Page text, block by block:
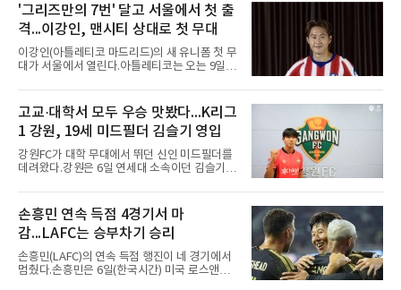
최고점을 받은 수비 장면에 준다.수상 장면은 지
난달 23일 서울 잠실구장에서 나왔다. NC가 7-5
로 앞선 8회말 1사 만루에서 김한별은 LG 트윈
스 오지환의 강한 타구에 몸을 날려 막아낸 뒤 유
격수 김주원에게 연결했다. 김주원이 1루수 블
레인에게 던지며 4-6-3 병살타가 완
'그리즈만의 7번' 달고 서울에서 첫 출
격...이강인, 맨시티 상대로 첫 무대
이강인(아틀레티코 마드리드)의 새 유니폼 첫 무
대가 서울에서 열린다.아틀레티코는 오는 9일
와 2026 쿠팡플레이 시리즈 친선 경기를 치른다.
구단 소집 명단에 이강인이 포함되면서 변수가
없는 한 그의 첫 출격은 서울이 된다.등번호부터
무게가 실렸다. 이강인은 첫 경기부터 7번을 단
다. 2010년대 팀의 전성기를 이끈 앙투안 그리즈
만이 달았던 번호다.합류 과정은 순탄치 않았다.
스페인으로 건너가려던 그는 병역 특례 행정 절
짧게 호흡을 맞춰 경기에 나선다.역할도 관심사
다. 유려한 탈압박과
고교·대학서 모두 우승 맛봤다...K리그
1 강원, 19세 미드필더 김슬기 영입
강원FC가 대학 무대에서 뛰던 신인 미드필더를
데려왔다.강원은 6일 연세대 소속이던 김슬기
조건을 갖췄다.이력은 우승으로 채워져 있다. 수
원고 시절 주축으로 활약하며 지난해 전국고등
리그와 추계전국고등대회 우승에 기여했고, 올
해 연세대 진학 후에는 춘계한산대첩기대학대회
정상에 올랐다. 2024년에는 17세 이하(U-17) 대
표팀 훈련에도 소집됐다.김슬기는 입단하게 돼
기쁘고 영광이라며 프로 무대에서도 성장해 팀
손흥민 연속 득점 4경기서 마
감...LAFC는 승부차기 승리
손흥민(LAFC)의 연속 득점 행진이 네 경기에서
멈췄다.손흥민은 6일(한국시간) 미국 로스앤젤